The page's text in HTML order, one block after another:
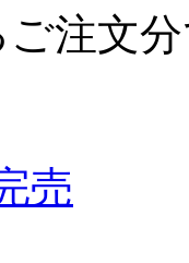
ご注文
売